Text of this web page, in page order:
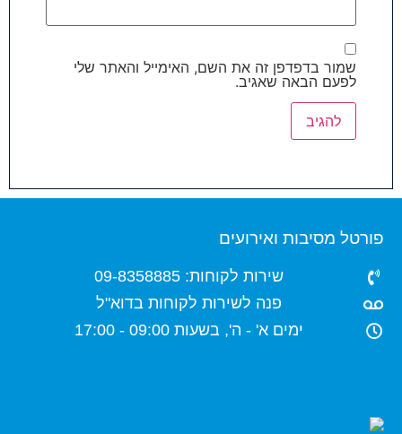
שמור בדפדפן זה את השם, האימייל והאתר שלי
לפעם הבאה שאגיב.
פורטל מסיבות ואירועים
שירות לקוחות: 09-8358885
פנה לשירות לקוחות בדוא"ל
ימים א' - ה', בשעות 09:00 - 17:00